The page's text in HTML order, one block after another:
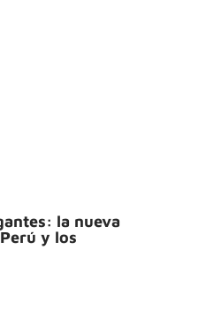
la nueva
y los